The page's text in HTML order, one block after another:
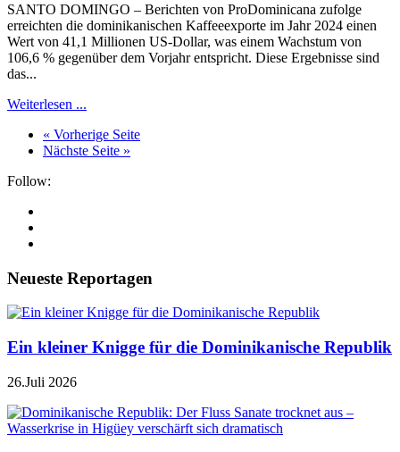
SANTO DOMINGO – Berichten von ProDominicana zufolge
erreichten die dominikanischen Kaffeeexporte im Jahr 2024 einen
Wert von 41,1 Millionen US-Dollar, was einem Wachstum von
106,6 % gegenüber dem Vorjahr entspricht. Diese Ergebnisse sind
das...
Weiterlesen ...
« Vorherige Seite
Nächste Seite »
Follow:
Neueste Reportagen
Ein kleiner Knigge für die Dominikanische Republik
26.Juli 2026